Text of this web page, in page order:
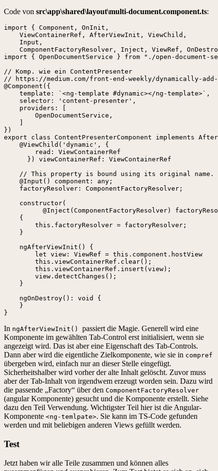
Code von src\app\shared\layout\multi-document.component.ts:
import { Component, OnInit,
    ViewContainerRef, AfterViewInit, ViewChild,
    Input,
ComponentFactoryResolver, Inject, ViewRef,
import { OpenDocumentService } from "./open-document-
// Komp. wie ein ContentPresenter
// https://medium.com/front-end-weekly/dynamically-add-
@Component({
    template: `<ng-template #dynamic></ng-template>`,
    selector: 'content-presenter',
    providers: [
        OpenDocumentService,
})
export class ContentPresenterComponent implements
    @ViewChild('dynamic', {
        read: ViewContainerRef
      }) viewContainerRef: ViewContainerRef
    // This property is bound using its original name.
    @Input() component: any;
    factoryResolver: ComponentFactoryResolver;
    constructor(
@Inject(ComponentFactoryResolver)
    {
        this.factoryResolver = factoryResolver;
    }
    ngAfterViewInit() {
        let view: ViewRef = this.component.hostView
        this.viewContainerRef.clear();
        this.viewContainerRef.insert(view);
        view.detectChanges();
    }
    ngOnDestroy(): void {
    }
}
In ngAfterViewInit() passiert die Magie. Generell wird eine
Komponente im gewählten Tab-Control erst initialisiert, wenn sie
angezeigt wird. Das ist aber eine Eigenschaft des Tab-Controls.
Dann aber wird die eigentliche Zielkomponente, wie sie in compref
übergeben wird, einfach nur an dieser Stelle eingefügt.
Sicherheitshalber wird vorher der alte Inhalt gelöscht. Zuvor muss
aber der Tab-Inhalt von irgendwem erzeugt worden sein. Dazu wird
die passende „Factory“ über den ComponentFactoryResolver
(angular Komponente) gesucht und die Komponente erstellt. Siehe
dazu den Teil Verwendung. Wichtigster Teil hier ist die Angular-
Komponente <ng-temlpate>. Sie kann im TS-Code gefunden
werden und mit beliebigen anderen Views gefüllt werden.
Test
Jetzt haben wir alle Teile zusammen und können alles